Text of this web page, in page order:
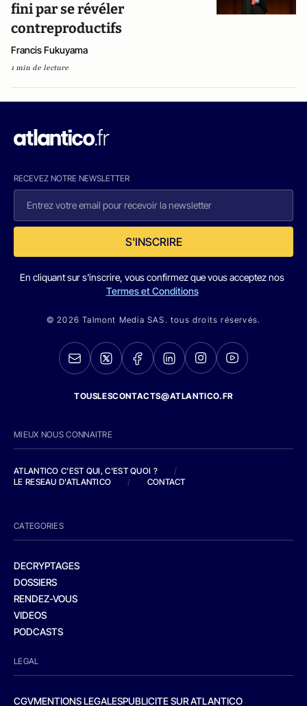
fini par se révéler
contreproductifs
Francis Fukuyama
1 min de lecture
RECEVEZ NOTRE NEWSLETTER
S'INSCRIRE
En cliquant sur s'inscrire, vous confirmez que vous acceptez nos
Termes et Conditions
© 2026 Talmont Media SAS. tous droits réservés.
TOUSLESCONTACTS@ATLANTICO.FR
MIEUX NOUS CONNAITRE
ATLANTICO C'EST QUI, C'EST QUOI ?
/
LE RESEAU D'ATLANTICO
/ CONTACT
CATEGORIES
DECRYPTAGES
DOSSIERS
RENDEZ-VOUS
VIDEOS
PODCASTS
LEGAL
CGVMENTIONS LEGALESPUBLICITE SUR ATLANTICO